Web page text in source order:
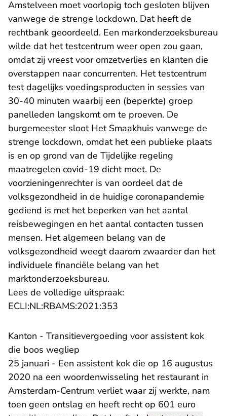
Amstelveen moet voorlopig toch gesloten blijven
vanwege de strenge lockdown. Dat heeft de
rechtbank geoordeeld. Een markonderzoeksbureau
wilde dat het testcentrum weer open zou gaan,
omdat zij vreest voor omzetverlies en klanten die
overstappen naar concurrenten. Het testcentrum
test dagelijks voedingsproducten in sessies van
30-40 minuten waarbij een (beperkte) groep
panelleden langskomt om te proeven. De
burgemeester sloot Het Smaakhuis vanwege de
strenge lockdown, omdat het een publieke plaats
is en op grond van de Tijdelijke regeling
maatregelen covid-19 dicht moet. De
voorzieningenrechter is van oordeel dat de
volksgezondheid in de huidige coronapandemie
gediend is met het beperken van het aantal
reisbewegingen en het aantal contacten tussen
mensen. Het algemeen belang van de
volksgezondheid weegt daarom zwaarder dan het
individuele financiële belang van het
marktonderzoeksbureau.
Lees de volledige uitspraak:
ECLI:NL:RBAMS:2021:353
Kanton - Transitievergoeding voor assistent kok
die boos wegliep
25 januari - Een assistent kok die op 16 augustus
2020 na een woordenwisseling het restaurant in
Amsterdam-Centrum verliet waar zij werkte, nam
toen geen ontslag en heeft recht op 601 euro